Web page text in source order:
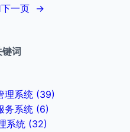
下一页 →
词
理系统 (39)
务系统 (6)
系统 (32)